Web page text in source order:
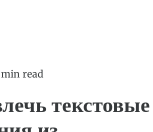
min read
текстовые